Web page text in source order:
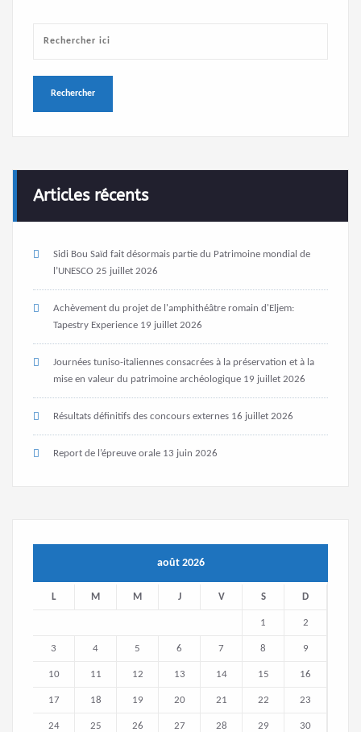
Articles récents
Sidi Bou Saïd fait désormais partie du Patrimoine mondial de
l’UNESCO 25 juillet 2026
Achèvement du projet de l'amphithéâtre romain d'Eljem:
Tapestry Experience 19 juillet 2026
Journées tuniso-italiennes consacrées à la préservation et à la
mise en valeur du patrimoine archéologique 19 juillet 2026
Résultats définitifs des concours externes 16 juillet 2026
Report de l’épreuve orale 13 juin 2026
août 2026
L M M J V S D
1 2
3 4 5 6 7 8 9
10 11 12 13 14 15 16
17 18 19 20 21 22 23
24 25 26 27 28 29 30